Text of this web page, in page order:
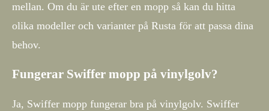
mellan. Om du är ute efter en mopp så kan du hitta
olika modeller och varianter på Rusta för att passa dina
behov.
Fungerar Swiffer mopp på vinylgolv?
Ja, Swiffer mopp fungerar bra på vinylgolv. Swiffer